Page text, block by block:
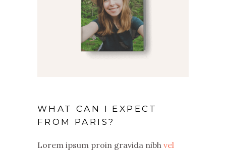
WHAT CAN I EXPECT
FROM PARIS?
Lorem ipsum proin gravida nibh vel